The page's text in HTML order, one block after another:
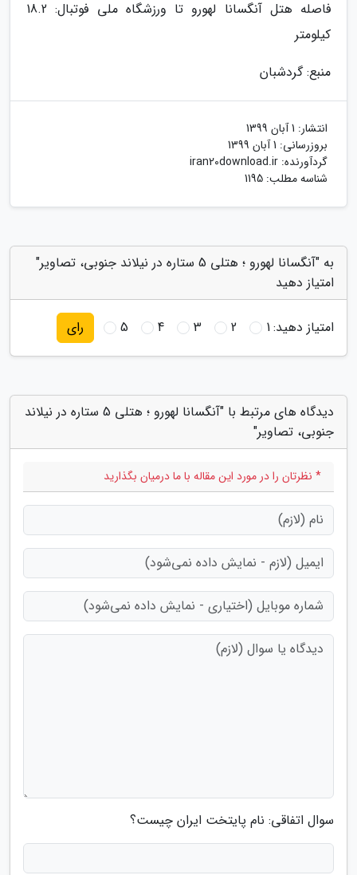
فاصله هتل آنگسانا لهورو تا ورزشگاه ملی فوتبال: 18.2
کیلومتر
منبع: گردشبان
انتشار: 1 آبان 1399
بروزرسانی: 1 آبان 1399
گردآورنده: iran20download.ir
شناسه مطلب: 1195
به "آنگسانا لهورو ؛ هتلی 5 ستاره در نیلاند جنوبی، تصاویر"
امتیاز دهید
امتیاز دهید:1
2
3
4
5 رای
دیدگاه های مرتبط با "آنگسانا لهورو ؛ هتلی 5 ستاره در نیلاند
جنوبی، تصاویر"
* نظرتان را در مورد این مقاله با ما درمیان بگذارید
سوال اتفاقی: نام پایتخت ایران چیست؟